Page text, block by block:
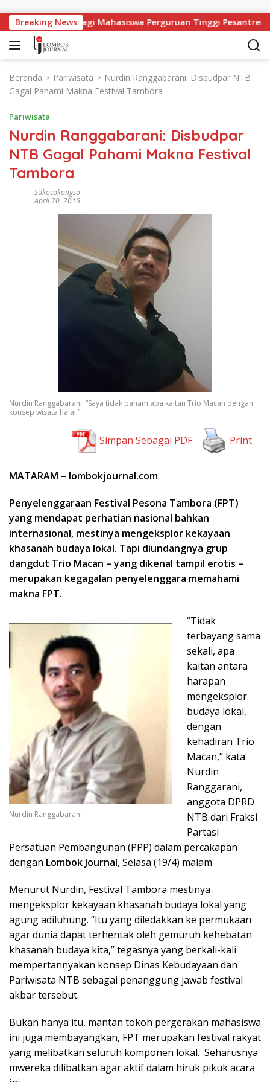
Breaking News
Kerja Bagi Mahasiswa Perguruan Tinggi Pesantren
Beranda Pariwisata
Nurdin Ranggabarani: Disbudpar NTB
Gagal Pahami Makna Festival Tambora
Pariwisata
Nurdin Ranggabarani: Disbudpar
NTB Gagal Pahami Makna Festival
Tambora
Sukocokongso
April 20, 2016
Nurdin Ranggabarani: “Saya tidak paham apa kaitan Trio Macan dengan
konsep wisata halal.”
Simpan Sebagai PDF Print
MATARAM – lombokjournal.com
Penyelenggaraan Festival Pesona Tambora (FPT)
yang mendapat perhatian nasional bahkan
internasional, mestinya mengeksplor kekayaan
khasanah budaya lokal. Tapi diundangnya grup
dangdut Trio Macan – yang dikenal tampil erotis –
merupakan kegagalan penyelenggara memahami
makna FPT.
Nurdin Ranggabarani
“Tidak
terbayang sama
sekali, apa
kaitan antara
harapan
mengeksplor
budaya lokal,
dengan
kehadiran Trio
Macan,” kata
Nurdin
Ranggarani,
anggota DPRD
NTB dari Fraksi
Partasi
Persatuan Pembangunan (PPP) dalam percakapan
dengan Lombok Journal, Selasa (19/4) malam.
Menurut Nurdin, Festival Tambora mestinya
mengeksplor kekayaan khasanah budaya lokal yang
agung adiluhung. “Itu yang diledakkan ke permukaan
agar dunia dapat terhentak oleh gemuruh kehebatan
khasanah budaya kita,” tegasnya yang berkali-kali
mempertannyakan konsep Dinas Kebudayaan dan
Pariwisata NTB sebagai penanggung jawab festival
akbar tersebut.
Bukan hanya itu, mantan tokoh pergerakan mahasiswa
ini juga membayangkan, FPT merupakan festival rakyat
yang melibatkan seluruh komponen lokal. Seharusnya
mwereka dilibatkan agar aktif dalam hiruk pikuk acara